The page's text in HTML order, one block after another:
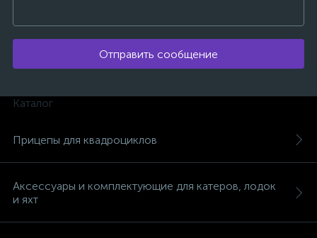
Отправить сообщение
Каталог
Прицепы для квадроциклов
Аксессуары и комплектующие для катеров, лодок
и яхт